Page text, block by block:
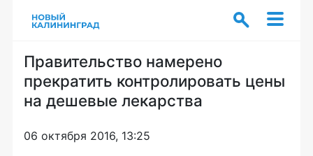
Правительство намерено
прекратить контролировать цены
на дешевые лекарства
06 октября 2016, 13:25